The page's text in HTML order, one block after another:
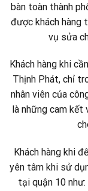
bàn toàn thành
được khách hàng
vụ sửa
Khách hàng khi
Thịnh Phát, chỉ
nhân viên của
là những cam
Khách hàng khi
yên tâm khi sử
tại quận 10